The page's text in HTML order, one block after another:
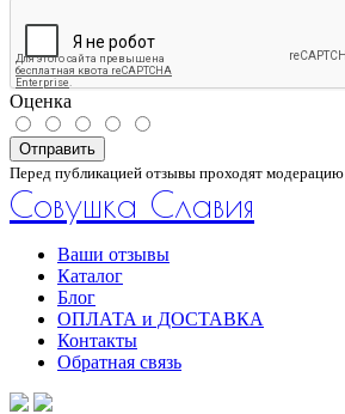
Оценка
Отправить
Перед публикацией отзывы проходят модерацию
Совушка Славия
Ваши отзывы
Каталог
Блог
ОПЛАТА и ДОСТАВКА
Контакты
Обратная связь